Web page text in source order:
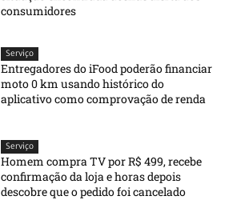
consumidores
Serviço
Entregadores do iFood poderão financiar
moto 0 km usando histórico do
aplicativo como comprovação de renda
Serviço
Homem compra TV por R$ 499, recebe
confirmação da loja e horas depois
descobre que o pedido foi cancelado